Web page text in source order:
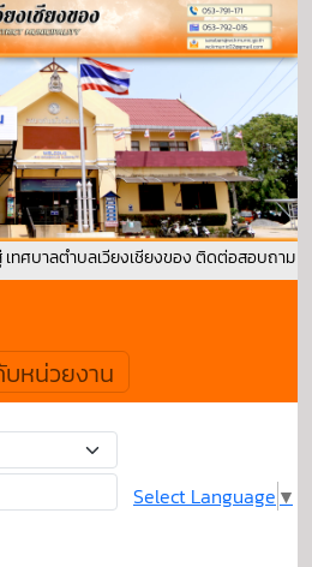
ทศบาลตำบลเวียงเชียงของ ติดต่อสอบถาม :
บหน่วยงาน
Select Language ▼